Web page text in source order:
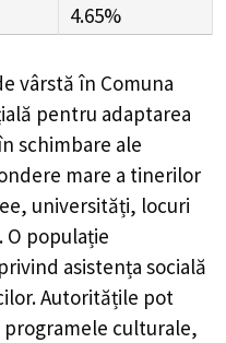
4.65%
vârstă în Comuna
pentru adaptarea
schimbare ale
mare a tinerilor
universități, locuri
populație
asistența socială
Autoritățile pot
culturale,